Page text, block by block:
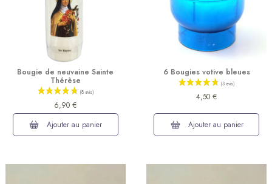
Bougie de neuvaine Sainte
Thérèse
6,90 €
Ajouter au panier
6 Bougies votive bleues
4,50 €
Ajouter au panier